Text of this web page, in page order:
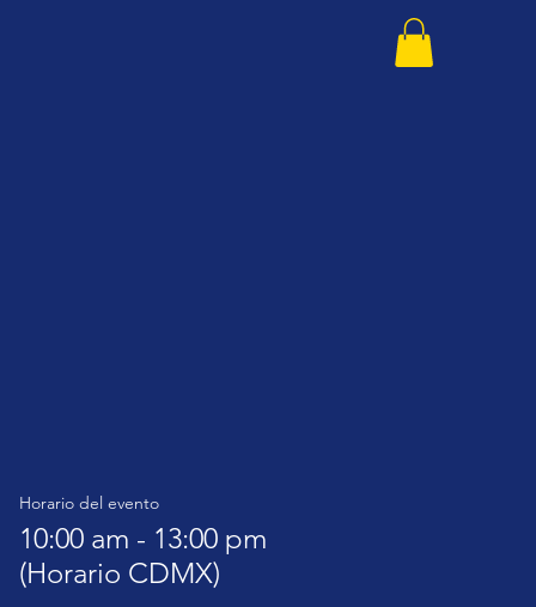
Horario del evento
10:00 am - 13:00 pm
(Horario CDMX)